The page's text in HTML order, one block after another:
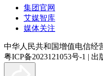
集团官网
艾媒智库
媒体关注
中华人民共和国增值电信经
粤ICP备2023121053号-1 | 出